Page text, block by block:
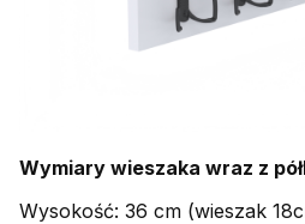
Wymiary wieszaka wraz z
Wysokość: 36 cm (wieszak